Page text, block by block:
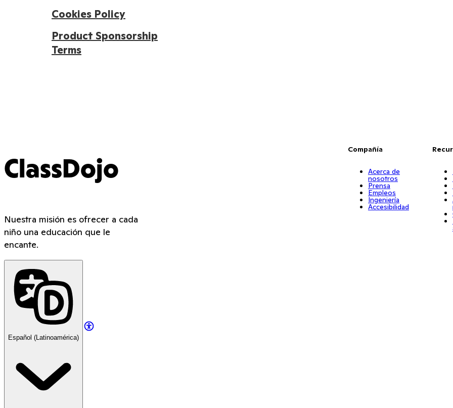
Cookies Policy
Product Sponsorship
Terms
ClassDojo
Nuestra misión es ofrecer a cada
niño una educación que le
encante.
Español (Latinoamérica)
Compañía
Acerca de
nosotros
Prensa
Empleos
Ingeniería
Accesibilidad